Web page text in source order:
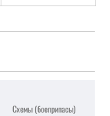
Схемы (боеприпасы)